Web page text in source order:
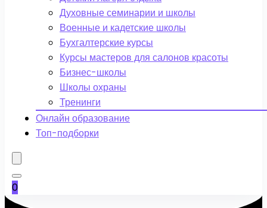
Духовные семинарии и школы
Военные и кадетские школы
Бухгалтерские курсы
Курсы мастеров для салонов красоты
Бизнес-школы
Школы охраны
Тренинги
Онлайн образование
Топ-подборки
0